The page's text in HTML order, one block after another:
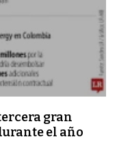
gran
el año